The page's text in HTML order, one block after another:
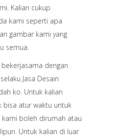
Kalian cukup
kami seperti apa
gambar kami yang
semua.
dengan
Jasa Desain
ko. Untuk kalian
bisa atur waktu untuk
boleh dirumah atau
Untuk kalian di luar